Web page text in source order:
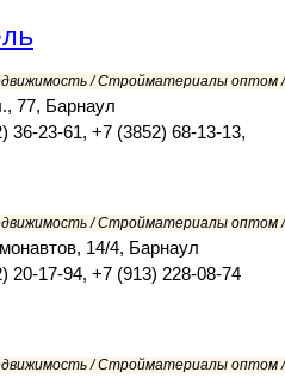
/ Стройматериалы оптом /
77, Барнаул
36-23-61, +7 (3852) 68-13-13,
/ Стройматериалы оптом /
14/4, Барнаул
20-17-94, +7 (913) 228-08-74
/ Стройматериалы оптом /